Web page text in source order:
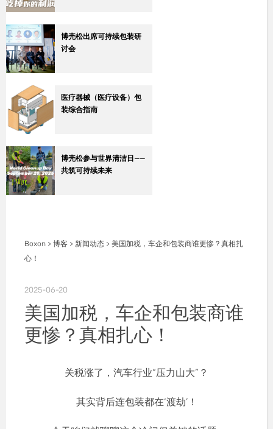
博壳松出席可持续包装研
讨会
医疗器械（医疗设备）包
装综合指南
博壳松参与世界清洁日——
共筑可持续未来
Boxon > 博客 > 新闻动态 > 美国加税，车企和包装商谁更惨？真相扎
心！
2025-06-20
美国加税，车企和包装商谁
更惨？真相扎心！
关税涨了，汽车行业“压力山大”？
其实背后连包装都在‘渡劫’！